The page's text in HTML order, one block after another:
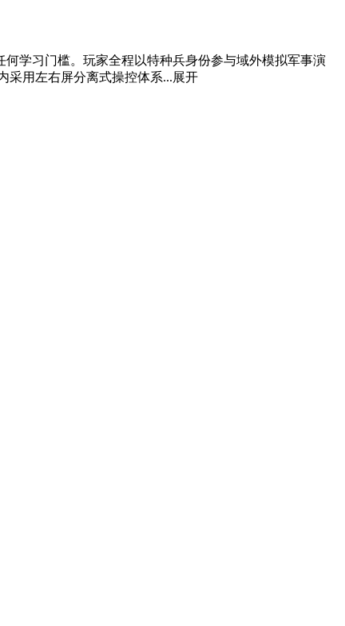
学习门槛。玩家全程以特种兵身份参与域外模拟军事演
采用左右屏分离式操控体系...展开